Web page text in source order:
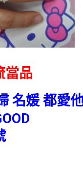
當品
名媛 都愛